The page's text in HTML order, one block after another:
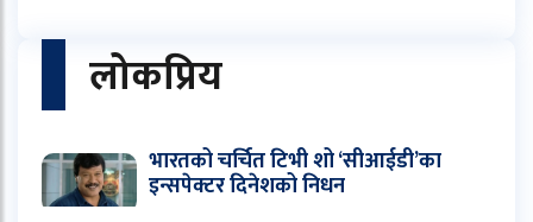
लोकप्रिय
भारतको चर्चित टिभी शो ‘सीआईडी’का
इन्सपेक्टर दिनेशको निधन